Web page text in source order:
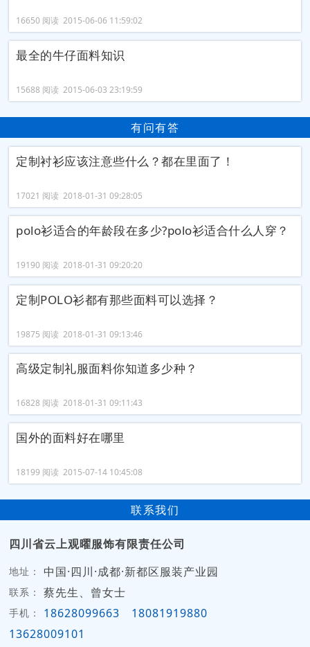
16650 阅读 2015-06-06 11:59:02
最全的牛仔面料知识
15688 阅读 2015-06-03 23:19:59
有问有答
定制衬衫应该注意些什么？都在里面了！
17021 阅读 2018-01-31 09:28:05
polo衫适合的年龄段在多少?polo衫适合什么人穿？
19190 阅读 2018-01-31 09:20:20
定制POLO衫都有那些面料可以选择？
19875 阅读 2018-01-31 09:13:46
高级定制礼服面料你知道多少种？
16828 阅读 2018-01-31 09:11:43
国外的面料好在哪里
18199 阅读 2015-07-14 10:45:08
联系我们
四川省云上观曜服饰有限责任公司
地址： 中国·四川·成都·新都区服装产业园
联系： 蔡先生、曾女士
手机： 18628099663
18081919880
13628009101